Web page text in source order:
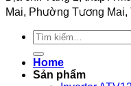
Mai, Phường Tương Mai,
Tìm
kiếm:
Home
Sản phẩm